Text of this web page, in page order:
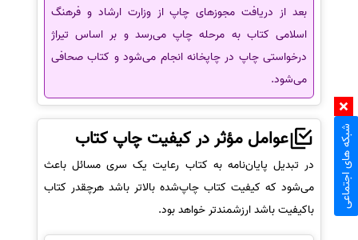
بعد از دریافت مجوزهای چاپ از وزارت ارشاد و فرهنگ
اسلامی کتاب به مرحله چاپ می‌رسد و بر اساس تیراژ
درخواستی چاپ در چاپخانه انجام می‌شود و کتاب صحافی
می‌شود.
عوامل مؤثر در کیفیت چاپ کتاب
در تبدیل پایان‌نامه به کتاب رعایت یک سری مسائل باعث
می‌شود که کیفیت کتاب چاپ‌شده بالاتر باشد هرچقدر کتاب
باکیفیت باشد ارزشمندتر خواهد بود.
شبکه های اجتماعی